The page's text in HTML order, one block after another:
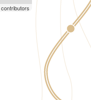
contributors